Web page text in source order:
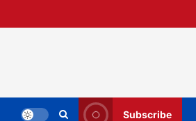
Subscribe